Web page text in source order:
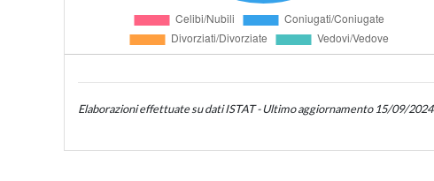
Elaborazioni effettuate su dati ISTAT - Ultimo aggiornamento 15/09/2024